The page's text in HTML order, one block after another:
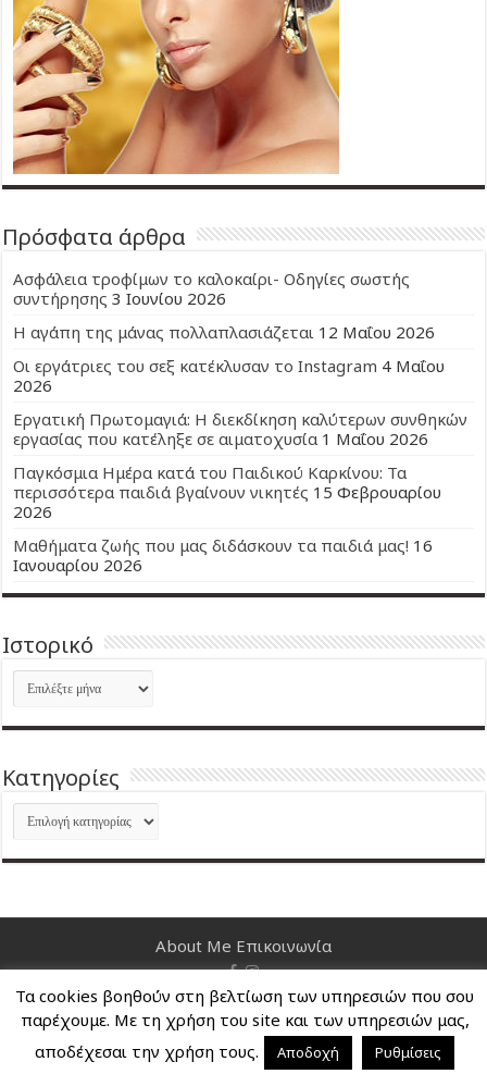
Πρόσφατα άρθρα
Ασφάλεια τροφίμων το καλοκαίρι- Οδηγίες σωστής
συντήρησης 3 Ιουνίου 2026
Η αγάπη της μάνας πολλαπλασιάζεται 12 Μαΐου 2026
Οι εργάτριες του σεξ κατέκλυσαν το Instagram 4 Μαΐου
2026
Εργατική Πρωτομαγιά: Η διεκδίκηση καλύτερων συνθηκών
εργασίας που κατέληξε σε αιματοχυσία 1 Μαΐου 2026
Παγκόσμια Ημέρα κατά του Παιδικού Καρκίνου: Τα
περισσότερα παιδιά βγαίνουν νικητές 15 Φεβρουαρίου
2026
Μαθήματα ζωής που μας διδάσκουν τα παιδιά μας! 16
Ιανουαρίου 2026
Ιστορικό
Ιστορικό
Kατηγορίες
Kατηγορίες
About Me Επικοινωνία
Nancy's Blog © Copyright 2026, All Rights Reserved
Τα cookies βοηθούν στη βελτίωση των υπηρεσιών που σου
παρέχουμε. Με τη χρήση του site και των υπηρεσιών μας,
αποδέχεσαι την χρήση τους.
Αποδοχή Ρυθμίσεις